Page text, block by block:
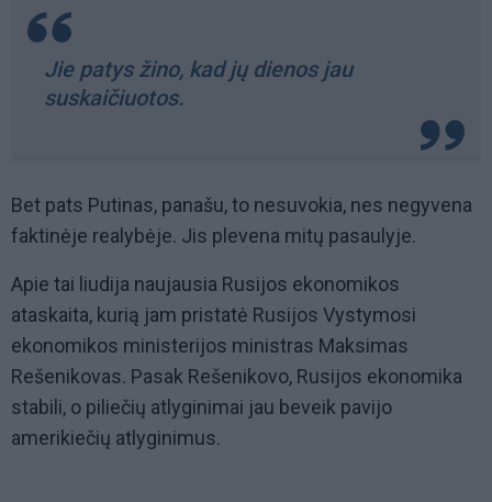
Jie patys žino, kad jų dienos jau
suskaičiuotos.
Bet pats Putinas, panašu, to nesuvokia, nes negyvena
faktinėje realybėje. Jis plevena mitų pasaulyje.
Apie tai liudija naujausia Rusijos ekonomikos
ataskaita, kurią jam pristatė Rusijos Vystymosi
ekonomikos ministerijos ministras Maksimas
Rešenikovas. Pasak Rešenikovo, Rusijos ekonomika
stabili, o piliečių atlyginimai jau beveik pavijo
amerikiečių atlyginimus.